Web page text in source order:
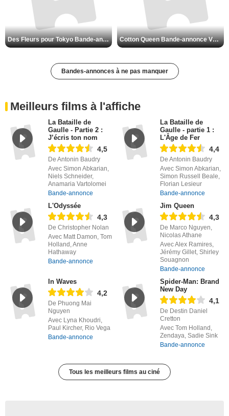
Des Fleurs pour Tokyo Bande-annonce VO STFR Cotton Queen Bande-annonce VO STFR
Bandes-annonces à ne pas manquer
Meilleurs films à l'affiche
La Bataille de
Gaulle - Partie 2 :
J’écris ton nom
4,5
De Antonin Baudry
Avec Simon Abkarian,
Niels Schneider,
Anamaria Vartolomei
Bande-annonce
La Bataille de
Gaulle - partie 1 :
L'Âge de Fer
4,4
De Antonin Baudry
Avec Simon Abkarian,
Simon Russell Beale,
Florian Lesieur
Bande-annonce
L'Odyssée
4,3
De Christopher Nolan
Avec Matt Damon, Tom
Holland, Anne
Hathaway
Bande-annonce
Jim Queen
4,3
De Marco Nguyen,
Nicolas Athane
Avec Alex Ramires,
Jérémy Gillet, Shirley
Souagnon
Bande-annonce
In Waves
4,2
De Phuong Mai
Nguyen
Avec Lyna Khoudri,
Paul Kircher, Rio Vega
Bande-annonce
Spider-Man: Brand
New Day
4,1
De Destin Daniel
Cretton
Avec Tom Holland,
Zendaya, Sadie Sink
Bande-annonce
Tous les meilleurs films au ciné